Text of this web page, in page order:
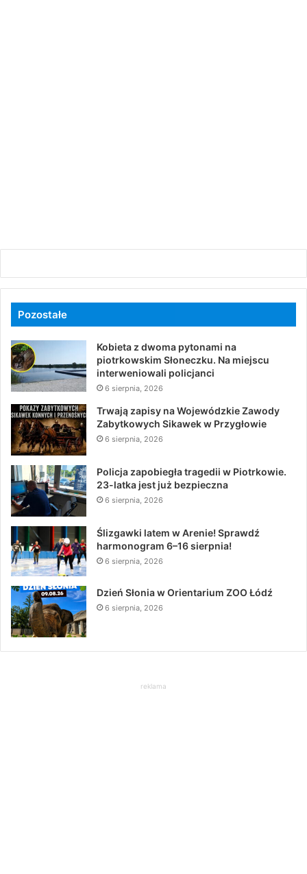
Pozostałe
Kobieta z dwoma pytonami na
piotrkowskim Słoneczku. Na miejscu
interweniowali policjanci
6 sierpnia, 2026
Trwają zapisy na Wojewódzkie Zawody
Zabytkowych Sikawek w Przygłowie
6 sierpnia, 2026
Policja zapobiegła tragedii w Piotrkowie.
23-latka jest już bezpieczna
6 sierpnia, 2026
Ślizgawki latem w Arenie! Sprawdź
harmonogram 6–16 sierpnia!
6 sierpnia, 2026
Dzień Słonia w Orientarium ZOO Łódź
6 sierpnia, 2026
reklama